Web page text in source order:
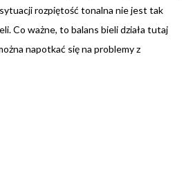
rozpiętość tonalna nie jest tak
Co ważne, to balans bieli działa tutaj
napotkać się na problemy z